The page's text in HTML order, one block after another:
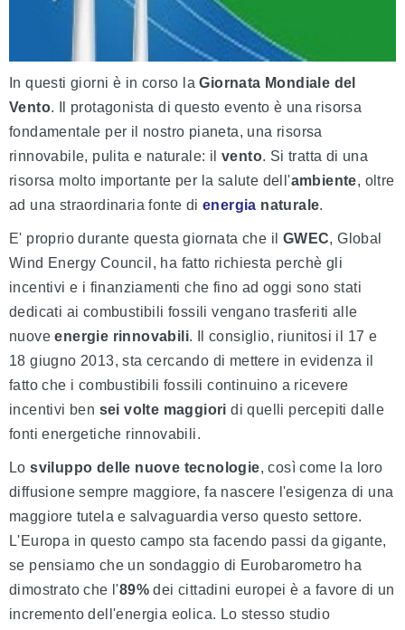
In questi giorni è in corso laGiornata Mondiale del
Vento. Il protagonista di questo evento è una risorsa
fondamentale per il nostro pianeta, una risorsa
rinnovabile, pulita e naturale: il vento. Si tratta di una
risorsa molto importante per la salute dell'ambiente, oltre
ad una straordinaria fonte di energia naturale.
E' proprio durante questa giornata che il GWEC, Global
Wind Energy Council, ha fatto richiesta perchè gli
incentivi e i finanziamenti che fino ad oggi sono stati
dedicati ai combustibili fossili vengano trasferiti alle
nuoveenergie rinnovabili. Il consiglio, riunitosi il 17 e
18 giugno 2013, sta cercando di mettere in evidenza il
fatto che i combustibili fossili continuino a ricevere
incentivi ben sei volte maggiori di quelli percepiti dalle
fonti energetiche rinnovabili.
Losviluppo delle nuove tecnologie, così come la loro
diffusione sempre maggiore, fa nascere l'esigenza di una
maggiore tutela e salvaguardia verso questo settore.
L'Europa in questo campo sta facendo passi da gigante,
se pensiamo che un sondaggio di Eurobarometro ha
dimostrato che l'89% dei cittadini europei è a favore di un
incremento dell'energia eolica. Lo stesso studio